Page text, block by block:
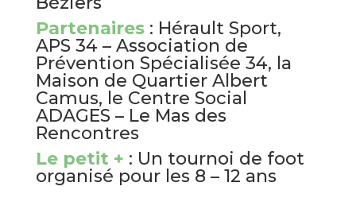
Partenaires: Hérault Sport,
APS 34 – Association de
Prévention Spécialisée 34, la
Maison de Quartier Albert
Camus, le Centre Social
ADAGES – Le Mas des
Rencontres
Le petit + : Un tournoi de foot
organisé pour les 8 – 12 ans